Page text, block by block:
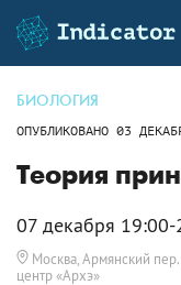
БИОЛОГИЯ
ОПУБЛИКОВАНО 03
Теория
07 декабря 19:00-
Москва, Армянский
центр «Архэ»